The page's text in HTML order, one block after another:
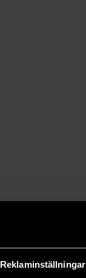
Reklaminställningar